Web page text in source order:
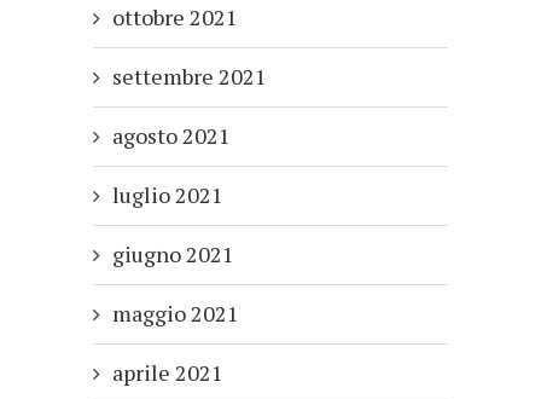
ottobre 2021
settembre 2021
agosto 2021
luglio 2021
giugno 2021
maggio 2021
aprile 2021